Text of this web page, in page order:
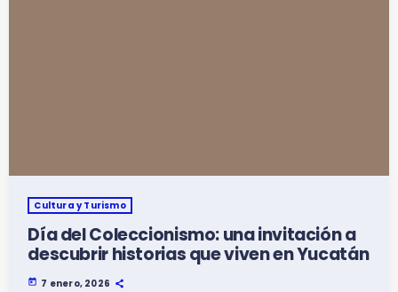
Cultura y Turismo
Día del Coleccionismo: una invitación a
descubrir historias que viven en Yucatán
today 7 enero, 2026